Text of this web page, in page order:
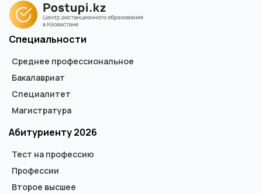
Специальности
Среднее профессиональное
Бакалавриат
Специалитет
Магистратура
Абитуриенту 2026
Тест на профессию
Профессии
Второе высшее